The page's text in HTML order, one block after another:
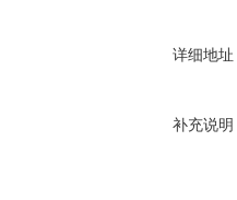
详细地址
补充说明